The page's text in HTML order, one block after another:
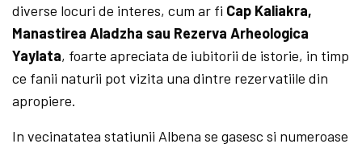
diverse locuri de interes, cum ar fi Cap Kaliakra,
Manastirea Aladzha sau Rezerva Arheologica
Yaylata, foarte apreciata de iubitorii de istorie, in timp
ce fanii naturii pot vizita una dintre rezervatiile din
apropiere.
In vecinatatea statiunii Albena se gasesc si numeroase